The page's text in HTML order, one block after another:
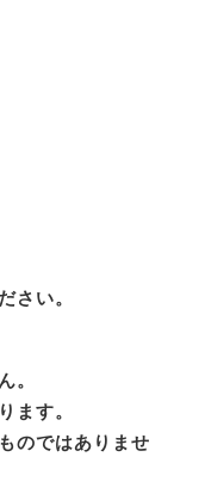
さい。
。
ます。
のではありませ